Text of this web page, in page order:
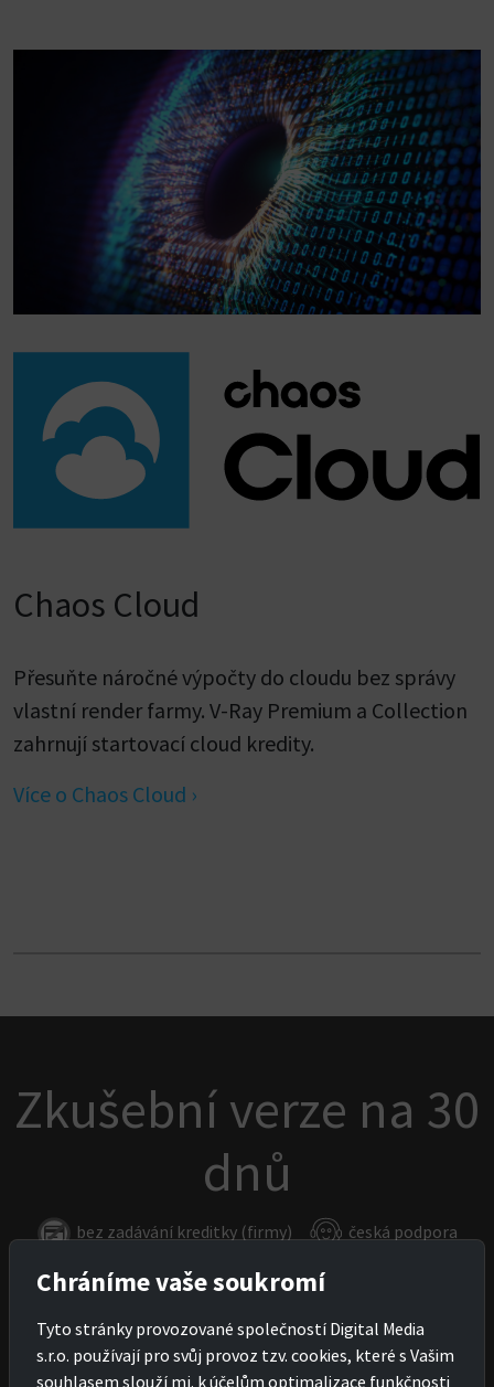
Chaos Cloud
Přesuňte náročné výpočty do cloudu bez správy
vlastní render farmy. V-Ray Premium a Collection
zahrnují startovací cloud kredity.
Více o Chaos Cloud ›
Zkušební verze na 30
dnů
bez zadávání kreditky (firmy) česká podpora
Zažádat o zkušební verzi
Chráníme vaše soukromí
Tyto stránky provozované společností Digital Media
s.r.o. používají pro svůj provoz tzv. cookies, které s Vašim
souhlasem slouží mj. k účelům optimalizace funkčnosti